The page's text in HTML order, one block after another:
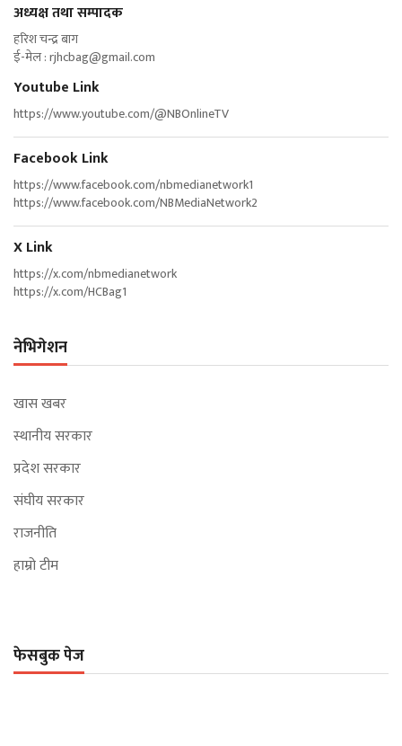
अध्यक्ष तथा सम्पादक
हरिश चन्द्र बाग
ई-मेल :rjhcbag@gmail.com
Youtube Link
https://www.youtube.com/@NBOnlineTV
Facebook Link
https://www.facebook.com/nbmedianetwork1
https://www.facebook.com/NBMediaNetwork2
X Link
https://x.com/nbmedianetwork
https://x.com/HCBag1
नेभिगेशन
खास खबर
स्थानीय सरकार
प्रदेश सरकार
संघीय सरकार
राजनीति
हाम्रो टीम
फेसबुक पेज